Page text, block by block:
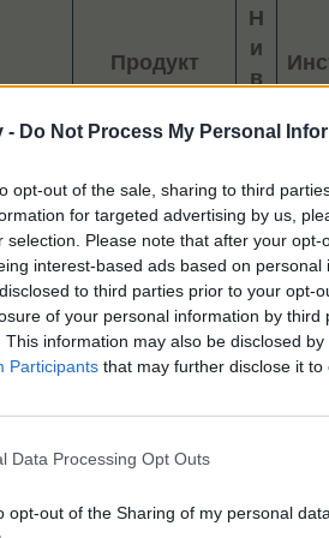
- Do Not Process My Personal
opt-out of the sale, sharing to third
for targeted advertising by us,
selection. Please note that after your
interest-based ads based on
to third parties prior to your opt-
of your personal information by third
This information may also be disclosed
Participants that may further disclose it to
Data Processing Opt Outs
opt-out of the Sharing of my personal data.
Продукт
Н
и
в
Яйца​
10​
Ангорска вълна​
10​
Овча вълна​